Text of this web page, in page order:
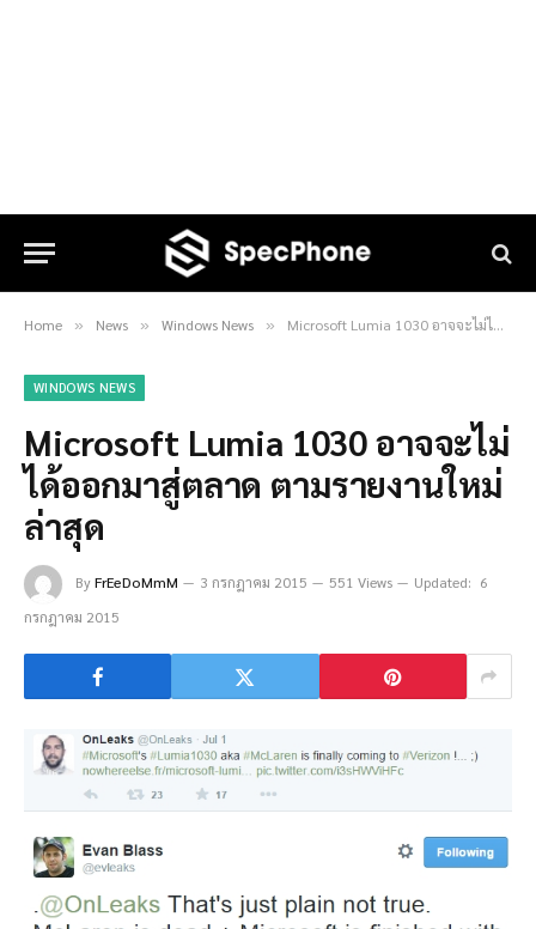
Home » News » Windows News » Microsoft Lumia 1030 อาจจะไม่ได้ออกมาสู่ตลาด ตามรายงานใหม่ล่าสุด
WINDOWS NEWS
Microsoft Lumia 1030 อาจจะไม่
ได้ออกมาสู่ตลาด ตามรายงานใหม่
ล่าสุด
ByFrEeDoMmM 3 กรกฎาคม 2015 551 Views Updated: 6
กรกฎาคม 2015